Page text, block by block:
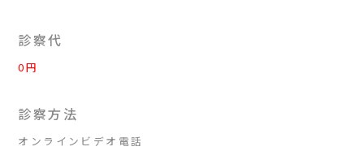
診察代
0円
診察方法
オンラインビデオ電話